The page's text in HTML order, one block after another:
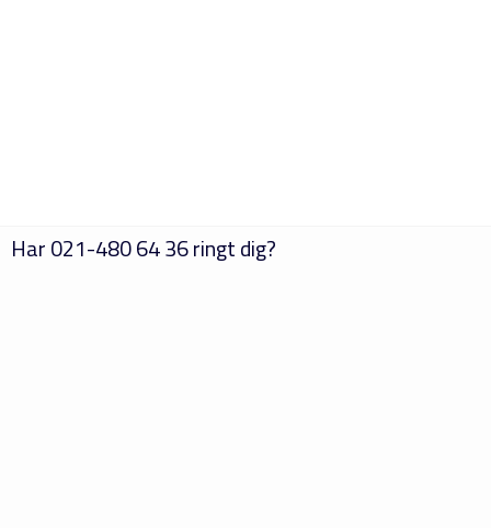
Har021-480 64 36ringt dig?